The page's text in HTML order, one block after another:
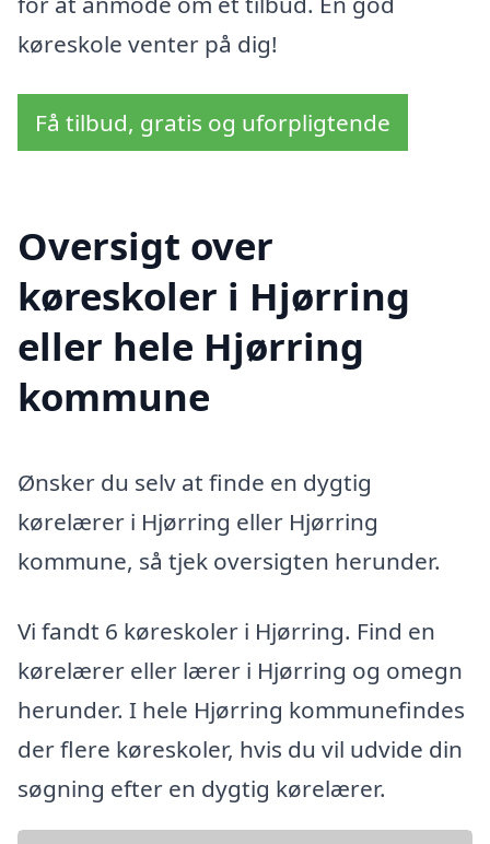
køreskole venter på dig!
Få tilbud, gratis og uforpligtende
Oversigt over
køreskoler i Hjørring
eller hele Hjørring
kommune
Ønsker du selv at finde en dygtig
kørelærer i Hjørring eller Hjørring
kommune, så tjek oversigten herunder.
Vi fandt 6 køreskoler i Hjørring. Find en
kørelærer eller lærer i Hjørring og omegn
herunder. I hele Hjørring kommunefindes
der flere køreskoler, hvis du vil udvide din
søgning efter en dygtig kørelærer.